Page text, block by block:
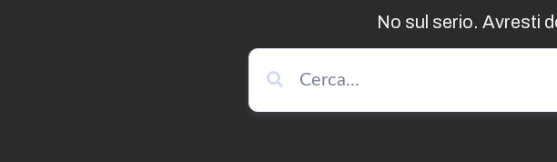
No sul serio. Avresti